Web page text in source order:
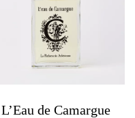
L’Eau de Camargue